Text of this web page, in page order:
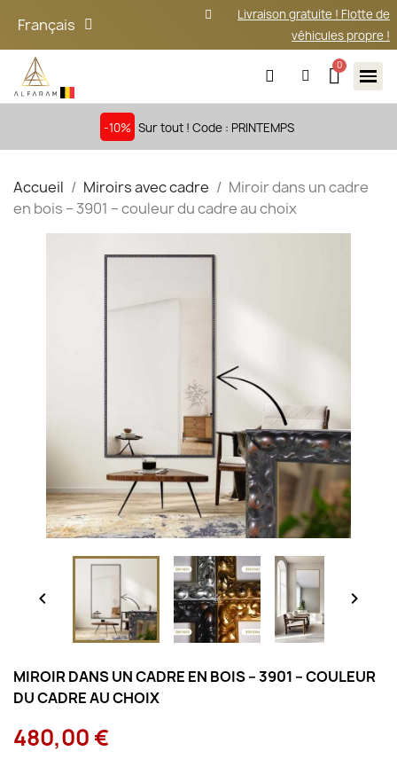
Français
Livraison gratuite ! Flotte de
véhicules propre !
-10% Sur tout ! Code : PRINTEMPS
Accueil Miroirs avec cadre
Miroir dans un cadre
en bois – 3901 – couleur du cadre au choix
 
MIROIR DANS UN CADRE EN BOIS – 3901 – COULEUR
DU CADRE AU CHOIX
480,00 €